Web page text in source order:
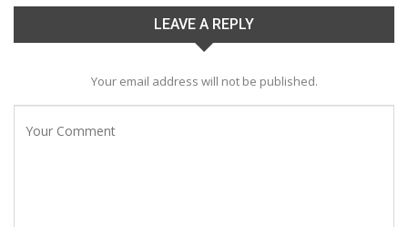
LEAVE A REPLY
Your email address will not be published.